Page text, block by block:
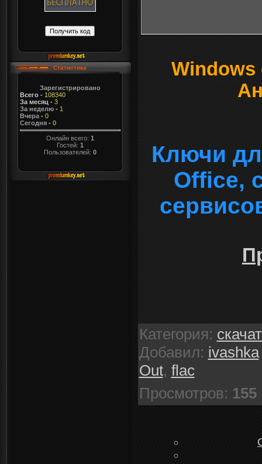
Статистика
Зарегистрировано
Всего- 108340
За месяц - 3
За неделю- 1
Вчера- 0
Сегодня- 0
Онлайн всего: 1
Гостей: 1
Пользователей: 0
Windows
Ключи
Office,
Категория:
Добавил: ivashka
Out, flac
Просмотров: 155